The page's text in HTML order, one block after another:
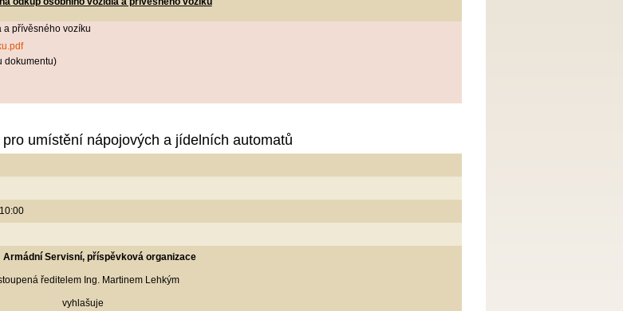
a přívěsného vozíku
dokumentu)
umístění nápojových a jídelních automatů
Armádní Servisní, příspěvková organizace
ředitelem Ing. Martinem Lehkým
vyhlašuje